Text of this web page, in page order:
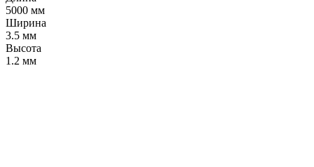
5000 мм
Ширина
3.5 мм
Высота
1.2 мм